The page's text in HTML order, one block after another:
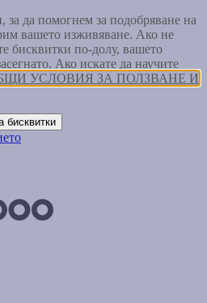
да помогнем за подобряване на
вашето изживяване. Ако не
бисквитки по-долу, вашето
Ако искате да научите
УСЛОВИЯ ЗА ПОЛЗВАНЕ И
бисквитки